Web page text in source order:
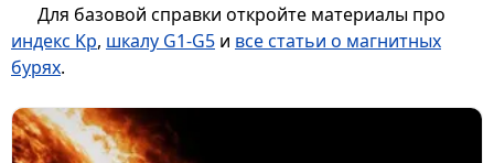
Для базовой справки откройте материалы про
индекс Kp, шкалу G1-G5 и все статьи о магнитных
бурях.